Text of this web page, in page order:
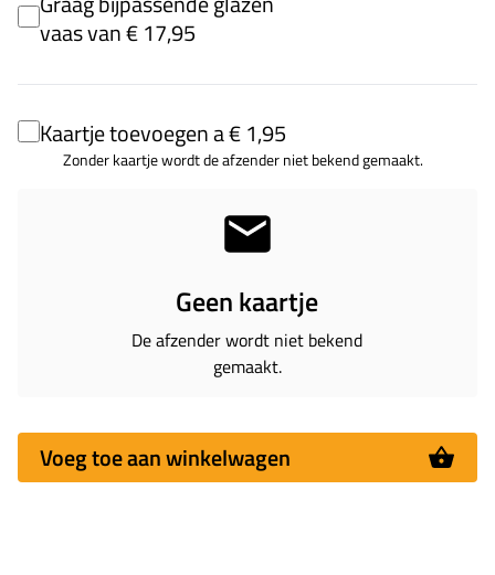
vaas van € 17,95
Kaartje toevoegen a € 1,95
Zonder kaartje wordt de afzender niet bekend gemaakt.
Geen kaartje
De afzender wordt niet bekend
gemaakt.
Voeg toe aan winkelwagen